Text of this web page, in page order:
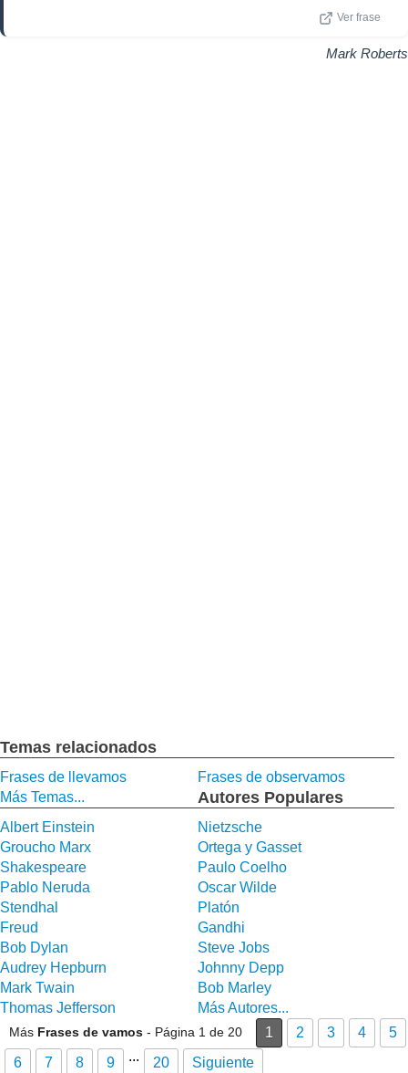
Ver frase
Mark Roberts
Temas relacionados
Frases de llevamos
Frases de observamos
Más Temas...
Autores Populares
Albert Einstein
Nietzsche
Groucho Marx
Ortega y Gasset
Shakespeare
Paulo Coelho
Pablo Neruda
Oscar Wilde
Stendhal
Platón
Freud
Gandhi
Bob Dylan
Steve Jobs
Audrey Hepburn
Johnny Depp
Mark Twain
Bob Marley
Thomas Jefferson
Más Autores...
Más Frases de vamos - Página 1 de 20 1 2 3 4
5
6
7 8 9 ... 20 Siguiente